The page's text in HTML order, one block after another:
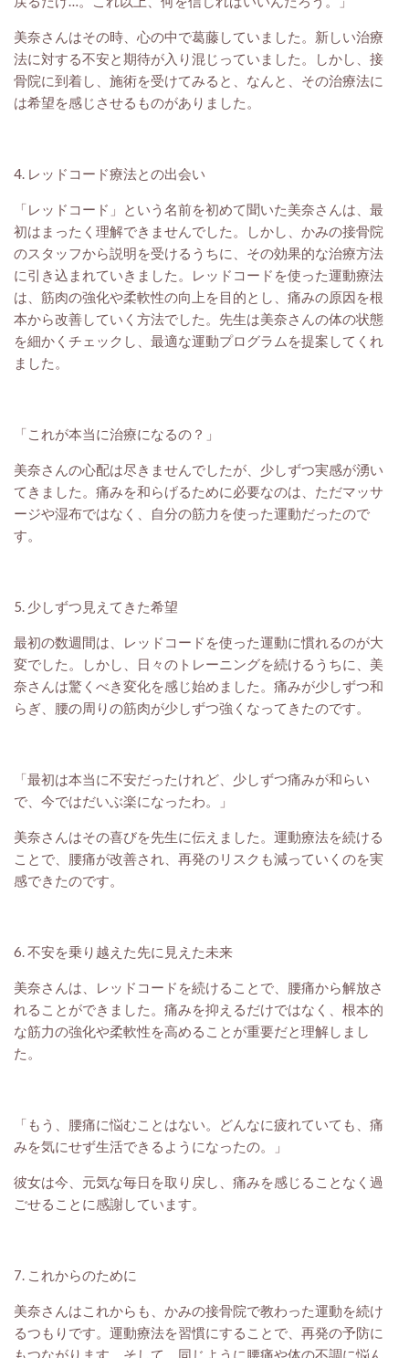
美奈さんはその時、心の中で葛藤していました。新しい治療
法に対する不安と期待が入り混じっていました。しかし、接
骨院に到着し、施術を受けてみると、なんと、その治療法に
は希望を感じさせるものがありました。
4. レッドコード療法との出会い
「レッドコード」という名前を初めて聞いた美奈さんは、最
初はまったく理解できませんでした。しかし、かみの接骨院
のスタッフから説明を受けるうちに、その効果的な治療方法
に引き込まれていきました。レッドコードを使った運動療法
は、筋肉の強化や柔軟性の向上を目的とし、痛みの原因を根
本から改善していく方法でした。先生は美奈さんの体の状態
を細かくチェックし、最適な運動プログラムを提案してくれ
ました。
「これが本当に治療になるの？」
美奈さんの心配は尽きませんでしたが、少しずつ実感が湧い
てきました。痛みを和らげるために必要なのは、ただマッサ
ージや湿布ではなく、自分の筋力を使った運動だったので
す。
5. 少しずつ見えてきた希望
最初の数週間は、レッドコードを使った運動に慣れるのが大
変でした。しかし、日々のトレーニングを続けるうちに、美
奈さんは驚くべき変化を感じ始めました。痛みが少しずつ和
らぎ、腰の周りの筋肉が少しずつ強くなってきたのです。
「最初は本当に不安だったけれど、少しずつ痛みが和らい
で、今ではだいぶ楽になったわ。」
美奈さんはその喜びを先生に伝えました。運動療法を続ける
ことで、腰痛が改善され、再発のリスクも減っていくのを実
感できたのです。
6. 不安を乗り越えた先に見えた未来
美奈さんは、レッドコードを続けることで、腰痛から解放さ
れることができました。痛みを抑えるだけではなく、根本的
な筋力の強化や柔軟性を高めることが重要だと理解しまし
た。
「もう、腰痛に悩むことはない。どんなに疲れていても、痛
みを気にせず生活できるようになったの。」
彼女は今、元気な毎日を取り戻し、痛みを感じることなく過
ごせることに感謝しています。
7. これからのために
美奈さんはこれからも、かみの接骨院で教わった運動を続け
るつもりです。運動療法を習慣にすることで、再発の予防に
もつながります。そして、同じように腰痛や体の不調に悩ん